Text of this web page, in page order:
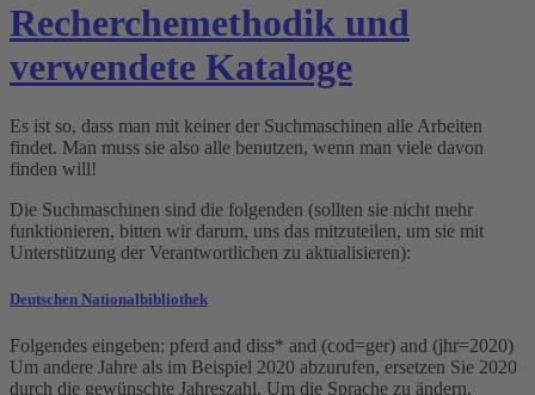
Recherchemethodik und
verwendete Kataloge
Es ist so, dass man mit keiner der Suchmaschinen alle Arbeiten
findet. Man muss sie also alle benutzen, wenn man viele davon
finden will!
Die Suchmaschinen sind die folgenden (sollten sie nicht mehr
funktionieren, bitten wir darum, uns das mitzuteilen, um sie mit
Unterstützung der Verantwortlichen zu aktualisieren):
Deutschen Nationalbibliothek
Folgendes eingeben: pferd and diss* and (cod=ger) and (jhr=2020)
Um andere Jahre als im Beispiel 2020 abzurufen, ersetzen Sie 2020
durch die gewünschte Jahreszahl. Um die Sprache zu ändern,